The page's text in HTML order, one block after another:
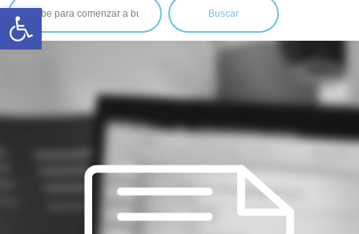
Abrir barra de herramientas Buscar